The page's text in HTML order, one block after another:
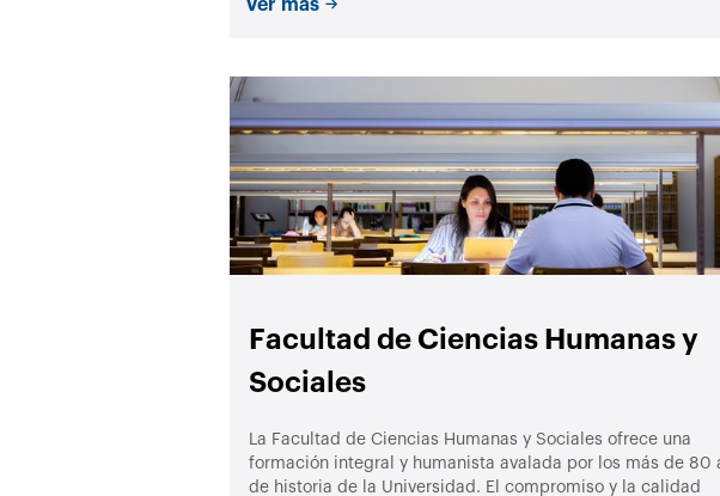
Ver más
Facultad de Ciencias Humanas y
Sociales
La Facultad de Ciencias Humanas y Sociales ofrece una
formación integral y humanista avalada por los más de 80
de historia de la Universidad. El compromiso y la calidad